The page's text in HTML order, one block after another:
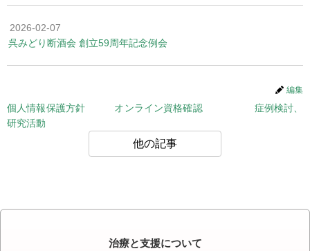
2026-02-07
呉みどり断酒会 創立59周年記念例会
編集
個人情報保護方針 オンライン資格確認
症例検討、
研究活動
他の記事
治療と支援について